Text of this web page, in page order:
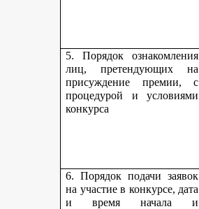
5. Порядок ознакомления
лиц, претендующих на
присуждение премии, с
процедурой и условиями
конкурса
6. Порядок подачи заявок
на участие в конкурсе, дата
и время начала и